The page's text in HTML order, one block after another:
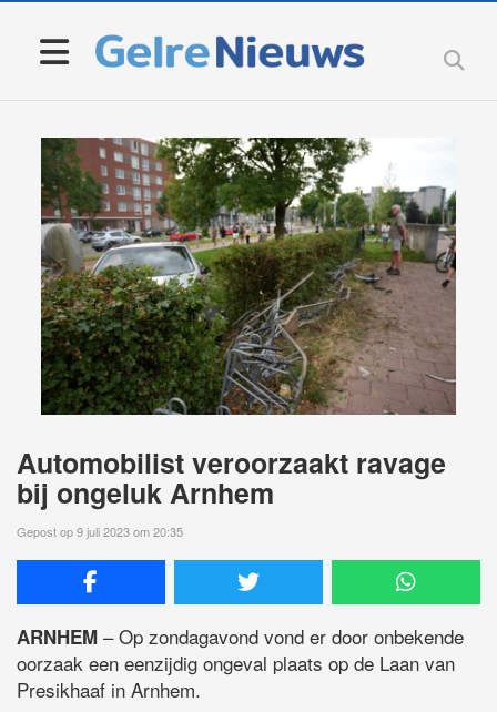
Automobilist veroorzaakt ravage
bij ongeluk Arnhem
Gepost op 9 juli 2023 om 20:35
ARNHEM – Op zondagavond vond er door onbekende
oorzaak een eenzijdig ongeval plaats op de Laan van
Presikhaaf in Arnhem.